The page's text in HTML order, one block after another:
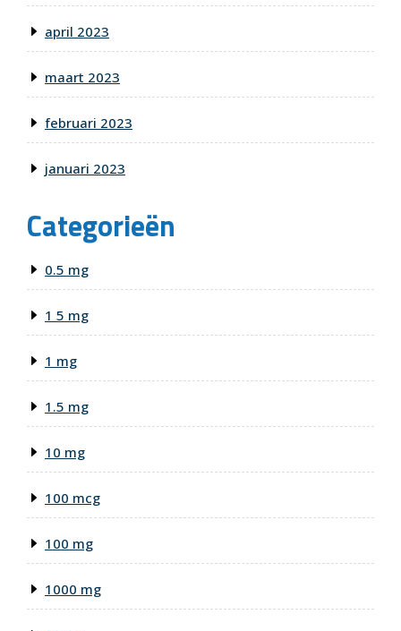
april 2023
maart 2023
februari 2023
januari 2023
Categorieën
0.5 mg
1 5 mg
1 mg
1.5 mg
10 mg
100 mcg
100 mg
1000 mg